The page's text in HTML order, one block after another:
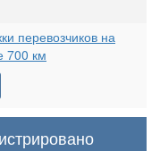
перевозчиков на
700 км